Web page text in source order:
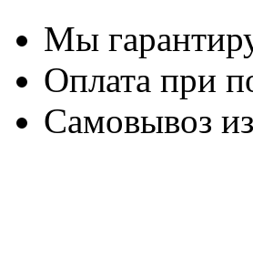
Мы
Оплата при
Самовывоз